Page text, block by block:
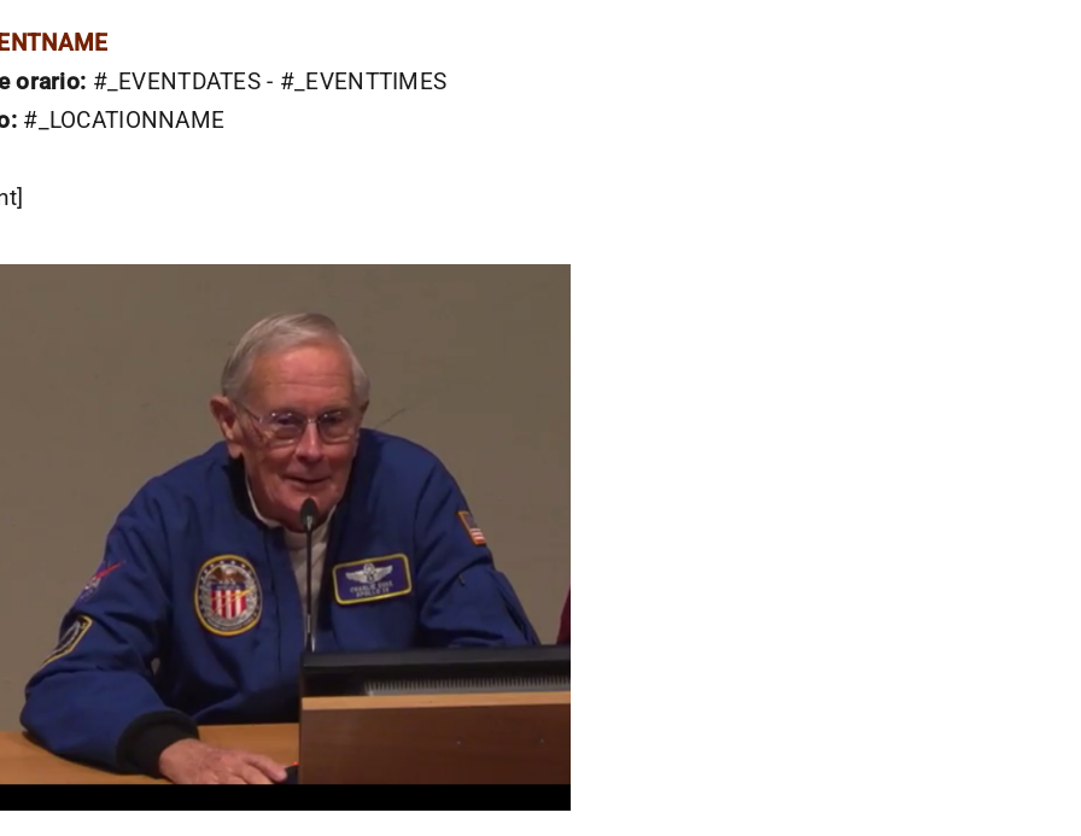
orario: #_EVENTDATES - #_EVENTTIMES
#_LOCATIONNAME